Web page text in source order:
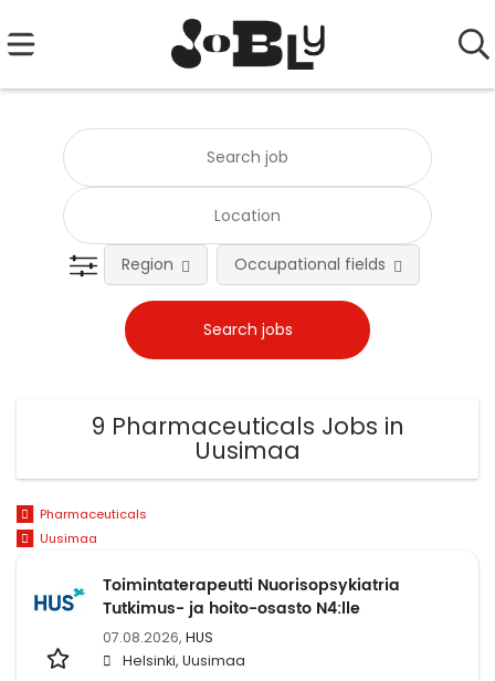
Region Occupational fields
9 Pharmaceuticals Jobs in
Uusimaa
Pharmaceuticals
Uusimaa
Toimintaterapeutti Nuorisopsykiatria
Tutkimus- ja hoito-osasto N4:lle
07.08.2026, HUS
Helsinki, Uusimaa